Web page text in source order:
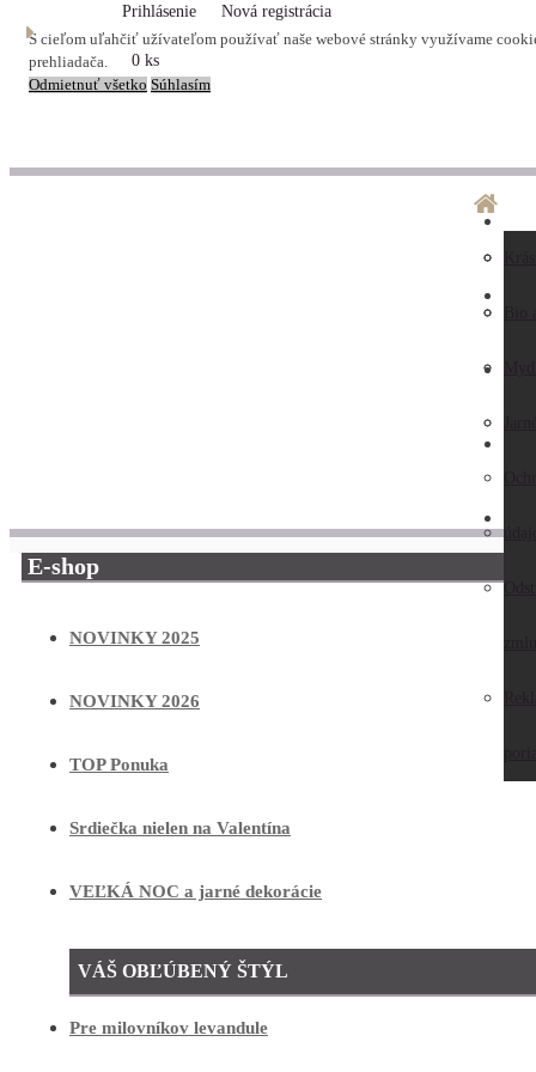
S cieľom uľahčiť užívateľom používať naše webové stránky využívame
prehliadača.
Odmietnuť všetko Súhlasím
Prihlásenie Nová registrácia
0 ks
E-shop
NOVINKY 2025
NOVINKY 2026
TOP Ponuka
Srdiečka nielen na Valentína
VEĽKÁ NOC a jarné dekorácie
VÁŠ OBĽÚBENÝ ŠTÝL
Pre milovníkov levandule